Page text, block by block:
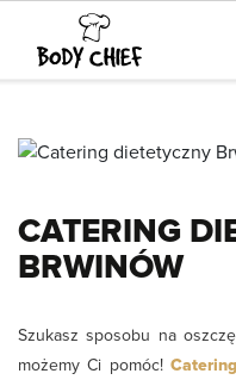
CATERING
BRWINÓW
Szukasz sposobu na
możemy Ci pomóc!